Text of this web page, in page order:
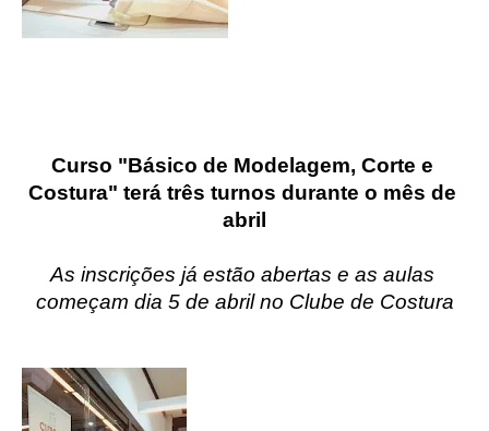
Curso "Básico de Modelagem, Corte e
Costura" terá três turnos durante o mês de
abril
As inscrições já estão abertas e as aulas
começam dia 5 de abril no Clube de Costura